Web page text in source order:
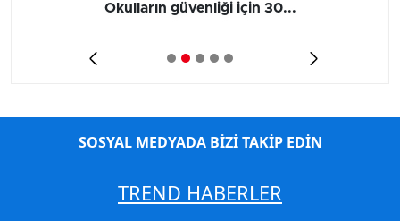
Okulların güvenliği için 30...
SOSYAL MEDYADA BİZİ TAKİP EDİN
TREND HABERLER